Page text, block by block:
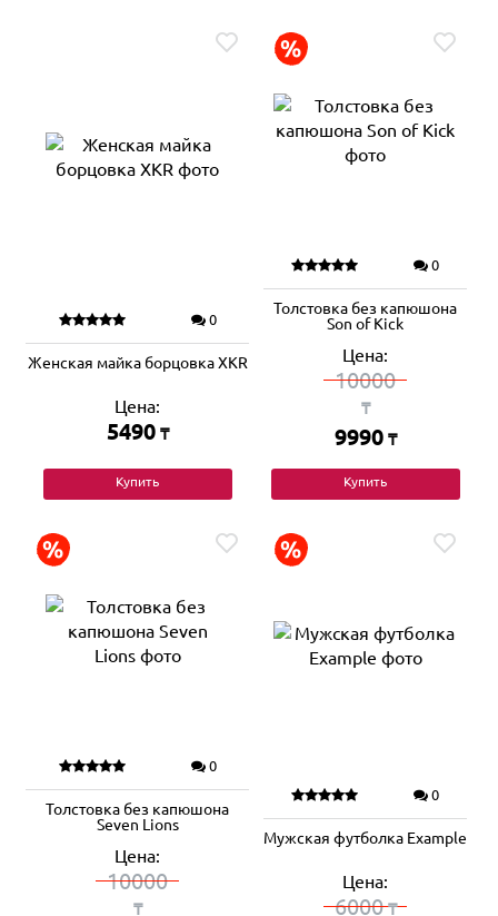
0
Женская майка борцовка XKR
Цена:
5490 ₸
Купить
0
Толстовка без капюшона
Son of Kick
Цена:
10000
₸
9990 ₸
Купить
0
Толстовка без капюшона
Seven Lions
Цена:
10000
₸
0
Мужская футболка Example
Цена:
6000₸